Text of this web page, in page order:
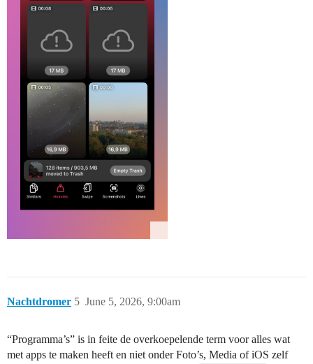
Nachtdromer June 5, 2026, 9:00am
5
“Programma’s” is in feite de overkoepelende term voor alles wat
met apps te maken heeft en niet onder Foto’s, Media of iOS zelf